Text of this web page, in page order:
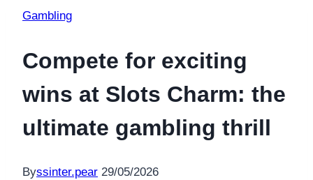
Gambling
Compete for exciting
wins at Slots Charm: the
ultimate gambling thrill
Byssinter.pear 29/05/2026